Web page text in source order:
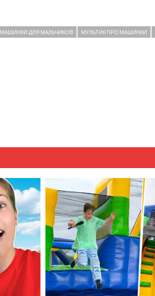
МАШИНКИ ДЛЯ МАЛЬЧИКОВ МУЛЬТИК ПРО МАШИНКИ